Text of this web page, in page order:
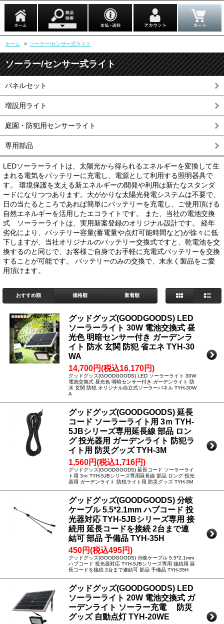
ホーム > ソーラー/センサー式ライト
ソーラー/センサー式ライト
パネルセット
増設用ライト
庭園・防犯用センサーライト
専用部品
LEDソーラーライトは、太陽光から得られるエネルギーを変換して生
まれる電気をバッテリーに充電し、電源として利用する照明器具で
す。 環境保護を支える新エネルギーの開発や利用は新たなスタンダ
ードになりつつあります。大がかりな太陽光発電システムは不要で、
日の当たるところであれば簡単にバッテリーを充電し、ご使用頂ける
自然エネルギーを活用したエコライトです。 また、当社の電池交換
式 ソーラーライトは、実用新案登録のオリジナル設計です。 経年
劣化により、バッテリー容量(蓄電量や点灯可能時間など)が徐々に低
下しますが、当社オリジナルのバッテリー交換式ですと、乾電池を交
換するのと同じで、お客様ご自身でお手軽に充電式バッテリーを交換
することが可能です。 バッテリーのみの交換で、末永く製品をご愛
用頂けます。
おすすめ順 価格順 新着順
グッドグッズ(GOODGOODS) LED
ソーラーライト 30W 電池交換式 昼
光色 明暗センサー付き ガーデンラ
イト 防水 玄関 防犯 省エネ TYH-30
WA
14,700円(税込16,170円)
グッドグッズ(GOODGOODS) LED ソーラーライト 30W
電池交換式 昼光色 明暗センサー付き ガーデンライト 防
水 玄関 防犯 オリジナル自立式ソーラーパネル TYH-30W
A
グッドグッズ(GOODGOODS) 延長
コード ソーラーライト用 3ｍ TYH-
5JBシリーズ専用延長線 部品 ロン
グ 投光器用 ガーデンライト 防犯ラ
イト用 防災グッズ TYH-3M
1,560円(税込1,716円)
グッドグッズ(GOODGOODS) 延長コード ソーラーライ
ト用 3ｍ TYH-5JBシリーズ専用延長線 部品 ロング 投光
器用 ガーデンライト 防犯ライト用 防災グッズ TYH-3M
グッドグッズ(GOODGOODS) 分岐
ケーブル 5.5*2.1mm ハブコード 投
光器対応 TYH-5JBシリーズ専用 接
続用 延長コードを接続 2台まで連
結可 部品 予備品 TYH-35H
450円(税込495円)
グッドグッズ(GOODGOODS) 分岐ケーブル 5.5*2.1mm
ハブコード 投光器対応 TYH-5JBシリーズ専用 接続用 延
長コードを接続 2台まで連結可 部品 予備品 TYH-35H
グッドグッズ(GOODGOODS) LED
ソーラーライト 20W 電池交換式 ガ
ーデンライト ソーラー充電 防災
グッズ 自動点灯 TYH-20WE